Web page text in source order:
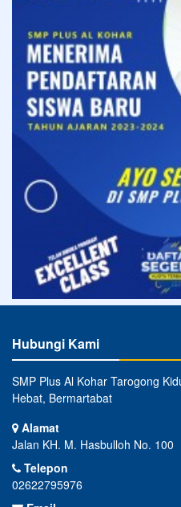
Hubungi Kami
SMP Plus Al Kohar Tarogong
Hebat, Bermartabat
Alamat
Jalan KH. M. Hasbulloh No. 100
Telepon
02622795976